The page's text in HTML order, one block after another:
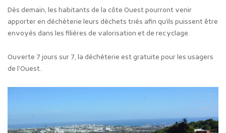
Dès demain, les habitants de la côte Ouest pourront venir
apporter en déchèterie leurs déchets triés afin qu’ils puissent être
envoyés dans les filières de valorisation et de recyclage.
Ouverte 7 jours sur 7, la déchèterie est gratuite pour les usagers
de l’Ouest.